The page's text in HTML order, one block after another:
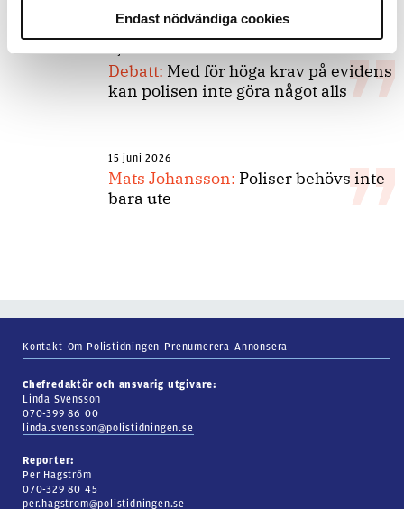
Endast nödvändiga cookies
7 juli 2026
Debatt: Med för höga krav på evidens
kan polisen inte göra något alls
15 juni 2026
Mats Johansson: Poliser behövs inte
bara ute
Kontakt Om Polistidningen Prenumerera Annonsera
Chefredaktör och ansvarig utgivare:
Linda Svensson
070-399 86 00
linda.svensson@polistidningen.se
Reporter:
Per Hagström
070-329 80 45
per.hagstrom@polistidningen.se